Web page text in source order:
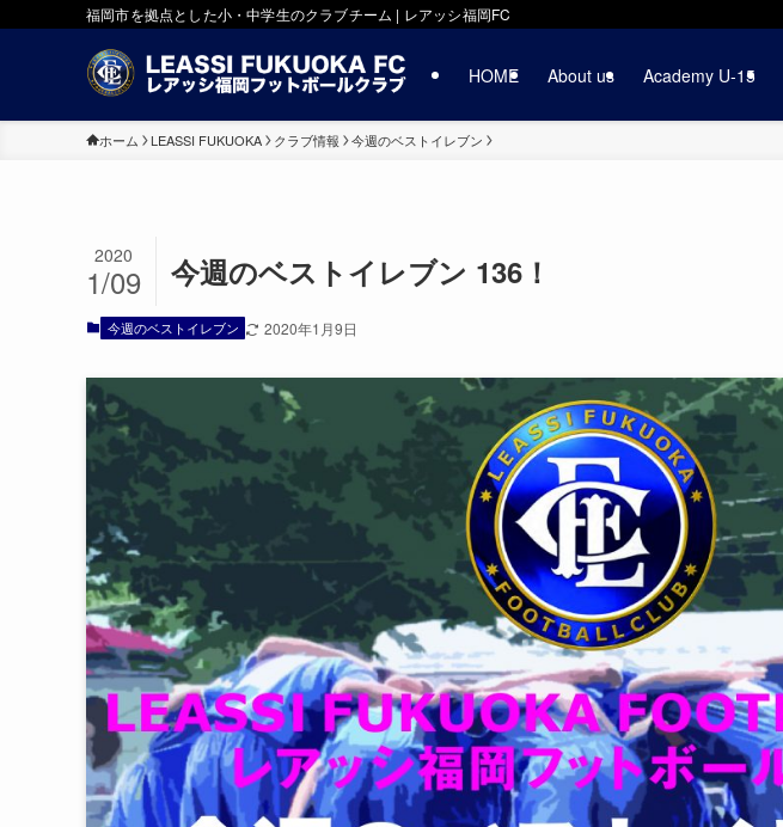
福岡市を拠点とした小・中学生のクラブチーム | レアッシ福岡FC
HOME About us Academy U-15
ホーム LEASSI FUKUOKA クラブ情報 今週のベストイレブン
今週のベストイレブン 136！
2020
1/09
今週のベストイレブン 2020年1月9日